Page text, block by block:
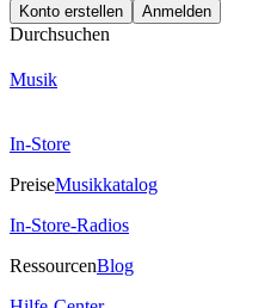
Konto erstellen Anmelden
Durchsuchen
Musik
In-Store
PreiseMusikkatalog
In-Store-Radios
RessourcenBlog